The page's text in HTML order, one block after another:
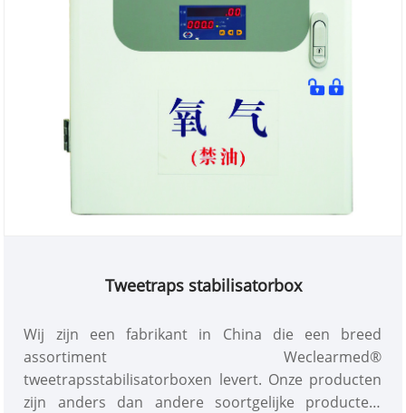
Tweetraps stabilisatorbox
Wij zijn een fabrikant in China die een breed
assortiment Weclearmed®
tweetrapsstabilisatorboxen levert. Onze producten
zijn anders dan andere soortgelijke producten.